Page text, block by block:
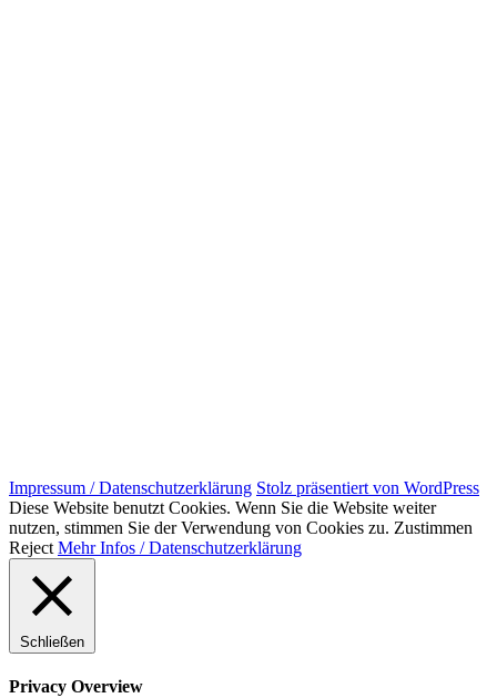
Impressum / Datenschutzerklärung Stolz präsentiert von WordPress
Diese Website benutzt Cookies. Wenn Sie die Website weiter
nutzen, stimmen Sie der Verwendung von Cookies zu. Zustimmen
Reject Mehr Infos / Datenschutzerklärung
Schließen
Privacy Overview